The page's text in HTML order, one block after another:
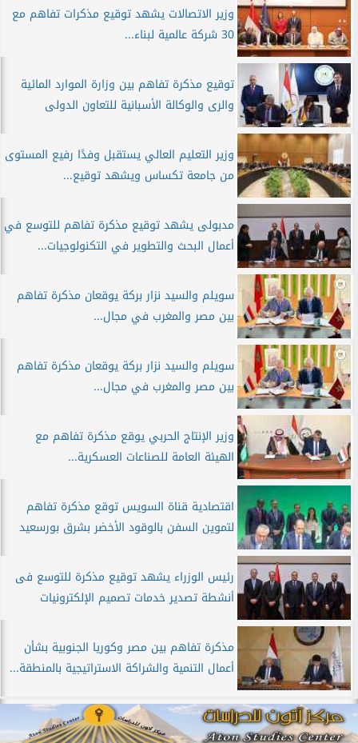
وزير الاتصالات يشهد توقيع مذكرات تفاهم مع
30 شركة عالمية لبناء...
توقيع مذكرة تفاهم بين وزارة الموارد المائية
والرى والوكالة الأسبانية للتعاون الدولى
وزير التعليم العالي يستقبل وفدًا رفيع المستوى
من جامعة تكساس ويشهد توقيع...
مدبولى يشهد توقيع مذكرة تفاهم للتوسع في
أعمال البحث والتطوير في التكنولوجيات...
سويلم والسيد نزار بركة يوقعان مذكرة تفاهم
بين مصر والمغرب في مجال...
سويلم والسيد نزار بركة يوقعان مذكرة تفاهم
بين مصر والمغرب في مجال...
وزير الإنتاج الحربي يوقع مذكرة تفاهم مع
الهيئة العامة للصناعات العسكرية...
اقتصادية قناة السويس توقع مذكرة تفاهم
لتموين السفن بالوقود الأخضر بشرق بورسعيد
رئيس الوزراء يشهد توقيع مذكرة للتوسع فى
أنشطة تصدير خدمات تصميم الإلكترونيات
مذكرة تفاهم بين مصر وكوريا الجنوبية بشأن
أعمال التنمية والشراكة الاستراتيجية بالمنطقة...